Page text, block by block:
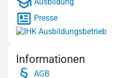
Ausbildung
Presse
Informationen
AGB